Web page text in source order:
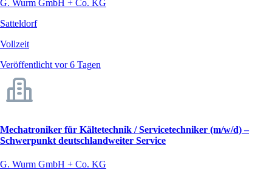
G. Wurm GmbH + Co. KG
Satteldorf
Vollzeit
Veröffentlicht vor 6 Tagen
Mechatroniker für Kältetechnik / Servicetechniker (m/w/d) –
Schwerpunkt deutschlandweiter Service
G. Wurm GmbH + Co. KG